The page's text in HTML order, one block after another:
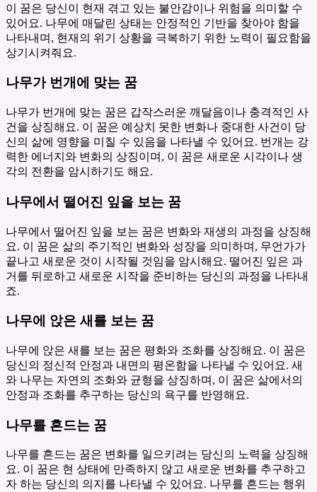
이 꿈은 당신이 현재 겪고 있는 불안감이나 위험을 의미할 수
있어요. 나무에 매달린 상태는 안정적인 기반을 찾아야 함을
나타내며, 현재의 위기 상황을 극복하기 위한 노력이 필요함을
상기시켜줘요.
나무가 번개에 맞는 꿈
나무가 번개에 맞는 꿈은 갑작스러운 깨달음이나 충격적인 사
건을 상징해요. 이 꿈은 예상치 못한 변화나 중대한 사건이 당
신의 삶에 영향을 미칠 수 있음을 나타낼 수 있어요. 번개는 강
력한 에너지와 변화의 상징이며, 이 꿈은 새로운 시각이나 생
각의 전환을 암시하기도 해요.
나무에서 떨어진 잎을 보는 꿈
나무에서 떨어진 잎을 보는 꿈은 변화와 재생의 과정을 상징해
요. 이 꿈은 삶의 주기적인 변화와 성장을 의미하며, 무언가가
끝나고 새로운 것이 시작될 것임을 암시해요. 떨어진 잎은 과
거를 뒤로하고 새로운 시작을 준비하는 당신의 과정을 나타내
죠.
나무에 앉은 새를 보는 꿈
나무에 앉은 새를 보는 꿈은 평화와 조화를 상징해요. 이 꿈은
당신의 정신적 안정과 내면의 평온함을 나타낼 수 있어요. 새
와 나무는 자연의 조화와 균형을 상징하며, 이 꿈은 삶에서의
안정과 조화를 추구하는 당신의 욕구를 반영해요.
나무를 흔드는 꿈
나무를 흔드는 꿈은 변화를 일으키려는 당신의 노력을 상징해
요. 이 꿈은 현 상태에 만족하지 않고 새로운 변화를 추구하고
자 하는 당신의 의지를 나타낼 수 있어요. 나무를 흔드는 행위